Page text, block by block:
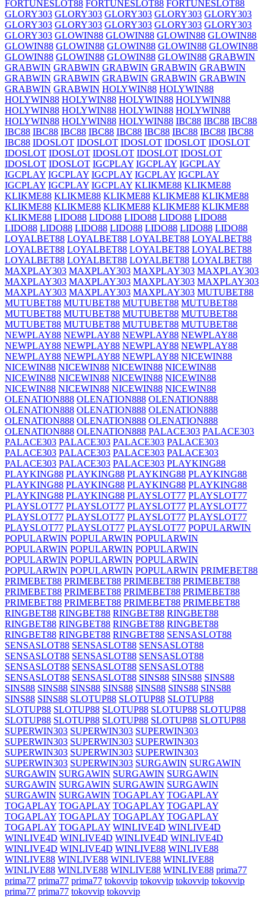
FORTUNESLOT88 FORTUNESLOT88 FORTUNESLOT88
GLORY303 GLORY303 GLORY303 GLORY303 GLORY303
GLORY303 GLORY303 GLORY303 GLORY303 GLORY303
GLORY303 GLOWIN88 GLOWIN88 GLOWIN88 GLOWIN88
GLOWIN88 GLOWIN88 GLOWIN88 GLOWIN88 GLOWIN88
GLOWIN88 GLOWIN88 GLOWIN88 GLOWIN88 GRABWIN
GRABWIN GRABWIN GRABWIN GRABWIN GRABWIN
GRABWIN GRABWIN GRABWIN GRABWIN GRABWIN
GRABWIN GRABWIN HOLYWIN88 HOLYWIN88
HOLYWIN88 HOLYWIN88 HOLYWIN88 HOLYWIN88
HOLYWIN88 HOLYWIN88 HOLYWIN88 HOLYWIN88
HOLYWIN88 HOLYWIN88 HOLYWIN88 IBC88 IBC88 IBC88
IBC88 IBC88 IBC88 IBC88 IBC88 IBC88 IBC88 IBC88 IBC88
IBC88 IDOSLOT IDOSLOT IDOSLOT IDOSLOT IDOSLOT
IDOSLOT IDOSLOT IDOSLOT IDOSLOT IDOSLOT
IDOSLOT IDOSLOT IGCPLAY IGCPLAY IGCPLAY
IGCPLAY IGCPLAY IGCPLAY IGCPLAY IGCPLAY
IGCPLAY IGCPLAY IGCPLAY KLIKME88 KLIKME88
KLIKME88 KLIKME88 KLIKME88 KLIKME88 KLIKME88
KLIKME88 KLIKME88 KLIKME88 KLIKME88 KLIKME88
KLIKME88 LIDO88 LIDO88 LIDO88 LIDO88 LIDO88
LIDO88 LIDO88 LIDO88 LIDO88 LIDO88 LIDO88 LIDO88
LOYALBET88 LOYALBET88 LOYALBET88 LOYALBET88
LOYALBET88 LOYALBET88 LOYALBET88 LOYALBET88
LOYALBET88 LOYALBET88 LOYALBET88 LOYALBET88
MAXPLAY303 MAXPLAY303 MAXPLAY303 MAXPLAY303
MAXPLAY303 MAXPLAY303 MAXPLAY303 MAXPLAY303
MAXPLAY303 MAXPLAY303 MAXPLAY303 MUTUBET88
MUTUBET88 MUTUBET88 MUTUBET88 MUTUBET88
MUTUBET88 MUTUBET88 MUTUBET88 MUTUBET88
MUTUBET88 MUTUBET88 MUTUBET88 MUTUBET88
NEWPLAY88 NEWPLAY88 NEWPLAY88 NEWPLAY88
NEWPLAY88 NEWPLAY88 NEWPLAY88 NEWPLAY88
NEWPLAY88 NEWPLAY88 NEWPLAY88 NICEWIN88
NICEWIN88 NICEWIN88 NICEWIN88 NICEWIN88
NICEWIN88 NICEWIN88 NICEWIN88 NICEWIN88
NICEWIN88 NICEWIN88 NICEWIN88 NICEWIN88
OLENATION888 OLENATION888 OLENATION888
OLENATION888 OLENATION888 OLENATION888
OLENATION888 OLENATION888 OLENATION888
OLENATION888 OLENATION888 PALACE303 PALACE303
PALACE303 PALACE303 PALACE303 PALACE303
PALACE303 PALACE303 PALACE303 PALACE303
PALACE303 PALACE303 PALACE303 PLAYKING88
PLAYKING88 PLAYKING88 PLAYKING88 PLAYKING88
PLAYKING88 PLAYKING88 PLAYKING88 PLAYKING88
PLAYKING88 PLAYKING88 PLAYSLOT77 PLAYSLOT77
PLAYSLOT77 PLAYSLOT77 PLAYSLOT77 PLAYSLOT77
PLAYSLOT77 PLAYSLOT77 PLAYSLOT77 PLAYSLOT77
PLAYSLOT77 PLAYSLOT77 PLAYSLOT77 POPULARWIN
POPULARWIN POPULARWIN POPULARWIN
POPULARWIN POPULARWIN POPULARWIN
POPULARWIN POPULARWIN POPULARWIN
POPULARWIN POPULARWIN POPULARWIN PRIMEBET88
PRIMEBET88 PRIMEBET88 PRIMEBET88 PRIMEBET88
PRIMEBET88 PRIMEBET88 PRIMEBET88 PRIMEBET88
PRIMEBET88 PRIMEBET88 PRIMEBET88 PRIMEBET88
RINGBET88 RINGBET88 RINGBET88 RINGBET88
RINGBET88 RINGBET88 RINGBET88 RINGBET88
RINGBET88 RINGBET88 RINGBET88 SENSASLOT88
SENSASLOT88 SENSASLOT88 SENSASLOT88
SENSASLOT88 SENSASLOT88 SENSASLOT88
SENSASLOT88 SENSASLOT88 SENSASLOT88
SENSASLOT88 SENSASLOT88 SINS88 SINS88 SINS88
SINS88 SINS88 SINS88 SINS88 SINS88 SINS88 SINS88
SINS88 SINS88 SLOTUP88 SLOTUP88 SLOTUP88
SLOTUP88 SLOTUP88 SLOTUP88 SLOTUP88 SLOTUP88
SLOTUP88 SLOTUP88 SLOTUP88 SLOTUP88 SLOTUP88
SUPERWIN303 SUPERWIN303 SUPERWIN303
SUPERWIN303 SUPERWIN303 SUPERWIN303
SUPERWIN303 SUPERWIN303 SUPERWIN303
SUPERWIN303 SUPERWIN303 SURGAWIN SURGAWIN
SURGAWIN SURGAWIN SURGAWIN SURGAWIN
SURGAWIN SURGAWIN SURGAWIN SURGAWIN
SURGAWIN SURGAWIN TOGAPLAY TOGAPLAY
TOGAPLAY TOGAPLAY TOGAPLAY TOGAPLAY
TOGAPLAY TOGAPLAY TOGAPLAY TOGAPLAY
TOGAPLAY TOGAPLAY WINLIVE4D WINLIVE4D
WINLIVE4D WINLIVE4D WINLIVE4D WINLIVE4D
WINLIVE4D WINLIVE4D WINLIVE88 WINLIVE88
WINLIVE88 WINLIVE88 WINLIVE88 WINLIVE88
WINLIVE88 WINLIVE88 WINLIVE88 WINLIVE88 prima77
prima77 prima77 prima77 tokovvip tokovvip tokovvip tokovvip
prima77 prima77 tokovvip tokovvip